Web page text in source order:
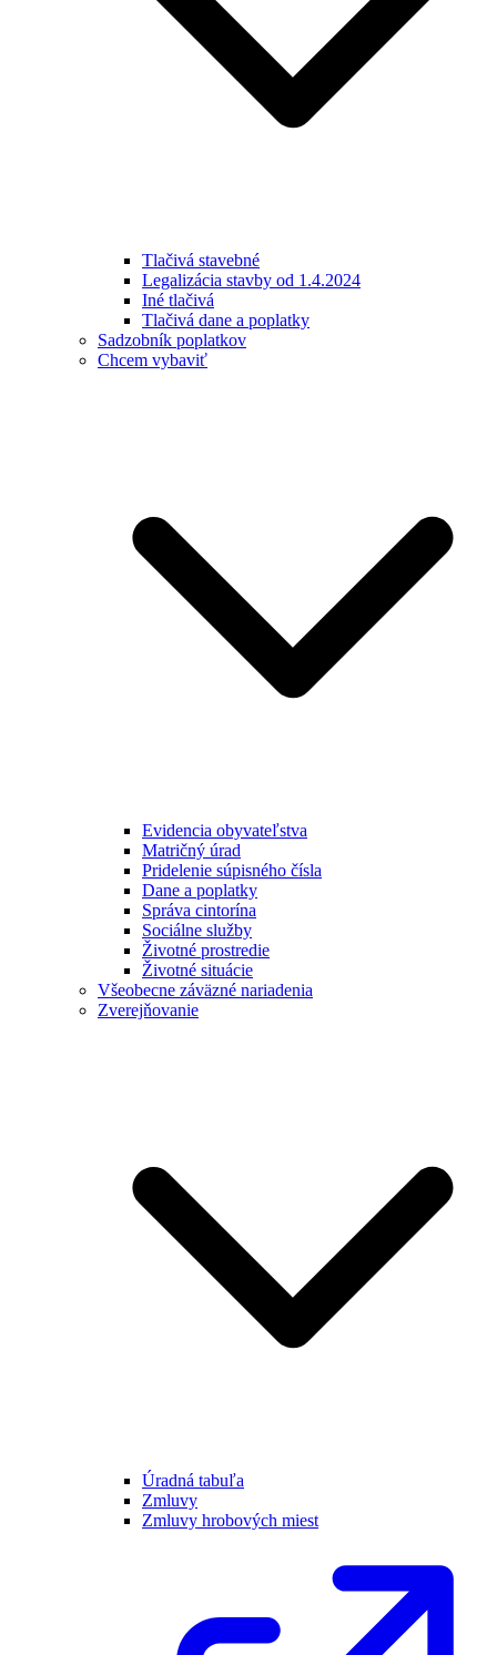
Tlačivá stavebné
Legalizácia stavby od 1.4.2024
Iné tlačivá
Tlačivá dane a poplatky
Sadzobník poplatkov
Chcem vybaviť
Evidencia obyvateľstva
Matričný úrad
Pridelenie súpisného čísla
Dane a poplatky
Správa cintorína
Sociálne služby
Životné prostredie
Životné situácie
Všeobecne záväzné nariadenia
Zverejňovanie
Úradná tabuľa
Zmluvy
Zmluvy hrobových miest